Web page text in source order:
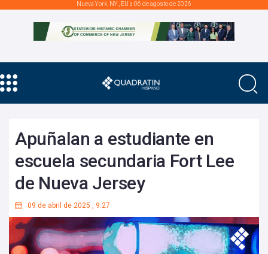
Nueva York, NY., EU a 06 de agosto de 2026
Apuñalan a estudiante en
escuela secundaria Fort Lee
de Nueva Jersey
09 de abril de 2025 , 9:27